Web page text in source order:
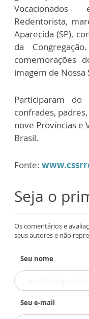
Redentorista,
Aparecida (SP),
da
comemorações
imagem de Nossa
Participaram
confrades,
nove Províncias e
Brasil.
Fonte:
Seja o
Os comentários e
seus autores e não
Seu nome
Seu e-mail